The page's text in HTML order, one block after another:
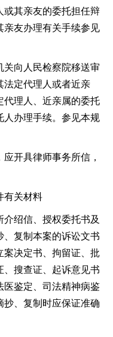
或其亲友的委托担任辩
亲友办理有关手续参见
向人民检察院移送审
法定代理人或者近亲
代理人、近亲属的委托
人办理手续。参见本规
具律师事务所信，
关材料
绍信、授权委托书及
复制本案的诉讼文书
案决定书、拘留证、批
搜查证、起诉意见书
医鉴定、司法精神病鉴
抄、复制时应保证准确